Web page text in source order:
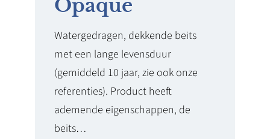
Opaque
Watergedragen, dekkende beits
met een lange levensduur
(gemiddeld 10 jaar, zie ook onze
referenties). Product heeft
ademende eigenschappen, de
beits…